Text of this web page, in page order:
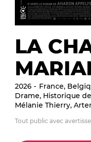
LA
2026 France,
Drame, Historique
Mélanie Thierry,
Tout public avec